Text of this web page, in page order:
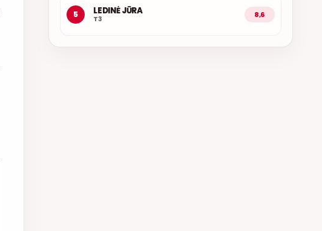
5 LEDINĖ JŪRA
T3 8,6